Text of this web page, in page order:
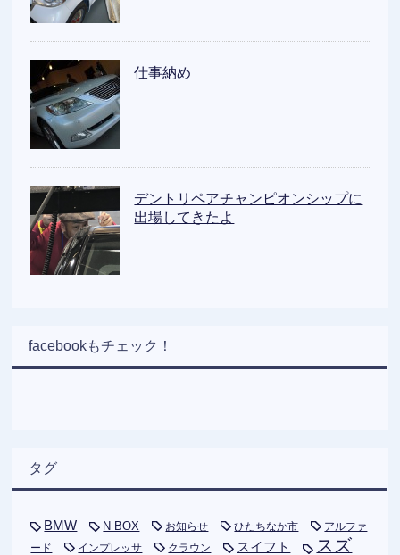
仕事納め
デントリペアチャンピオンシップに
出場してきたよ
facebookもチェック！
タグ
BMW N BOX お知らせ ひたちなか市
アルファ
ード
インプレッサ クラウン スイフト スズ